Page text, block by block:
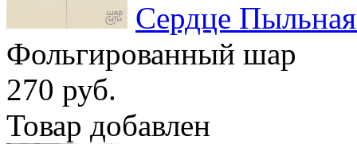
Сердце
Фольгированный шар
270 руб.
Товар добавлен